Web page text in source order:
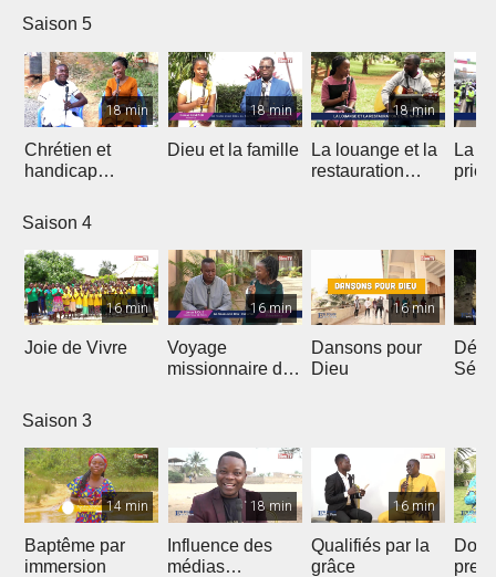
Saison 5
18 min
Chrétien et
handicap
18 min
Dieu et la famille
18 min
La louange et la
restauration
La
Saison 4
16 min
Joie de Vivre
16 min
Voyage
missionnaire de
16 min
Dansons pour
Dieu
Saison 3
14 min
Baptême par
immersion
18 min
Influence des
médias
16 min
Qualifiés par la
grâce